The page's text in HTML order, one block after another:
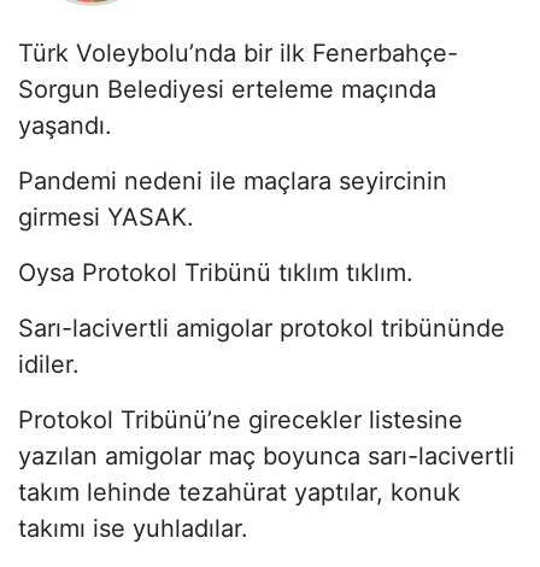
Türk Voleybolu’nda bir ilk Fenerbahçe-
Sorgun Belediyesi erteleme maçında
yaşandı.
Pandemi nedeni ile maçlara seyircinin
girmesi YASAK.
Oysa Protokol Tribünü tıklım tıklım.
Sarı-lacivertli amigolar protokol tribününde
idiler.
Protokol Tribünü’ne girecekler listesine
yazılan amigolar maç boyunca sarı-lacivertli
takım lehinde tezahürat yaptılar, konuk
takımı ise yuhladılar.